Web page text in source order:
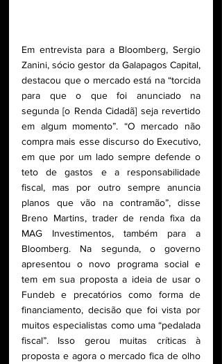
Em entrevista para a Bloomberg, Sergio
Zanini, sócio gestor da Galapagos Capital,
destacou que o mercado está na “torcida
para que o que foi anunciado na
segunda [o Renda Cidadã] seja revertido
em algum momento”. “O mercado não
compra mais esse discurso do Executivo,
em que por um lado sempre defende o
teto de gastos e a responsabilidade
fiscal, mas por outro sempre anuncia
planos que vão na contramão”, disse
Breno Martins, trader de renda fixa da
MAG Investimentos, também para a
Bloomberg. Na segunda, o governo
apresentou o novo programa social e
tem em sua proposta a ideia de usar o
Fundeb e precatórios como forma de
financiamento, decisão que foi vista por
muitos especialistas como uma “pedalada
fiscal”. Isso gerou muitas críticas à
proposta e agora o mercado fica de olho